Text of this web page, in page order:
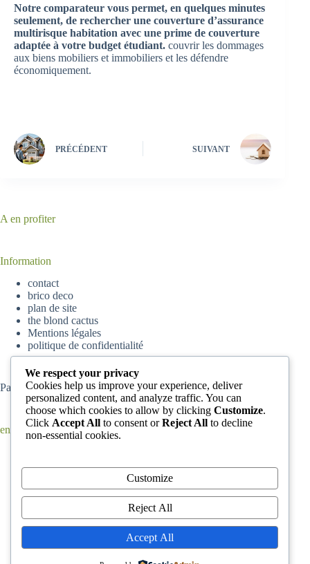
Notre comparateur vous permet, en quelques minutes
seulement, de rechercher une couverture d’assurance
multirisque habitation avec une prime de couverture
adaptée à votre budget étudiant. couvrir les dommages
aux biens mobiliers et immobiliers et les défendre
économiquement.
PRÉCÉDENT SUIVANT
A en profiter
Information
contact
brico deco
plan de site
the blond cactus
Mentions légales
politique de confidentialité
Partenaireparisskyscrapers
en ce moment
tapis ?
Comment Accrocher son Horloge Murale : conseils pour
positionner une horloge murale
Comment hiverner sa piscine ?
L’arbre de Judée est-il vraiment un bon choix pour les
petits jardins ?
Calculer une poutre IPN : comment être certain que votre
calcul est juste avant d’ouvrir un mur porteur ?
We respect your privacy
Cookies help us improve your experience, deliver
personalized content, and analyze traffic. You can
choose which cookies to allow by clicking Customize.
Click Accept All to consent orReject All to decline
non-essential cookies.
Customize
Reject All
Accept All